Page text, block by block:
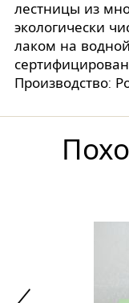
лестницы из
экологически
лаком на
Производство: